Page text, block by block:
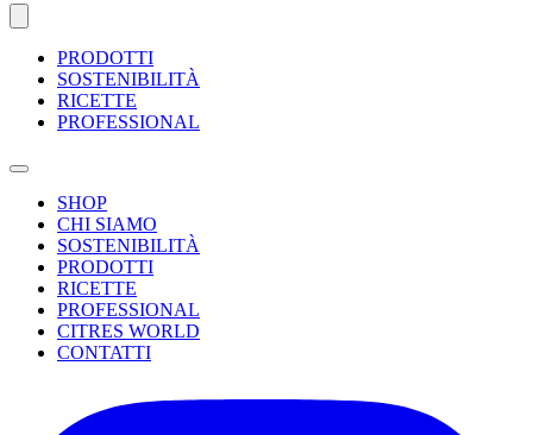
PRODOTTI
SOSTENIBILITÀ
RICETTE
PROFESSIONAL
SHOP
CHI SIAMO
SOSTENIBILITÀ
PRODOTTI
RICETTE
PROFESSIONAL
CITRES WORLD
CONTATTI